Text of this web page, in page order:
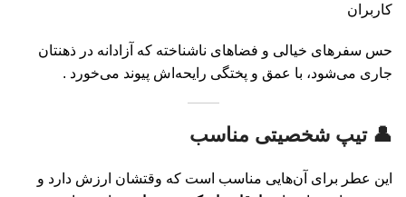
کاربران
حس سفرهای خیالی و فضاهای ناشناخته که آزادانه در ذهنتان
جاری می‌شود، با عمق و پختگی رایحه‌اش پیوند می‌خورد .
👤تیپ شخصیتی مناسب
این عطر برای آن‌هایی مناسب است که وقتشان ارزش دارد و